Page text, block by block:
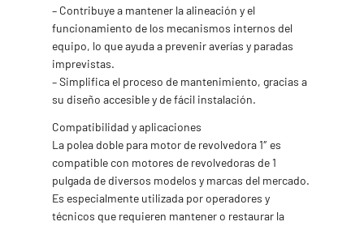
– Contribuye a mantener la alineación y el
funcionamiento de los mecanismos internos del
equipo, lo que ayuda a prevenir averías y paradas
imprevistas.
– Simplifica el proceso de mantenimiento, gracias a
su diseño accesible y de fácil instalación.
Compatibilidad y aplicaciones
La polea doble para motor de revolvedora 1″ es
compatible con motores de revolvedoras de 1
pulgada de diversos modelos y marcas del mercado.
Es especialmente utilizada por operadores y
técnicos que requieren mantener o restaurar la